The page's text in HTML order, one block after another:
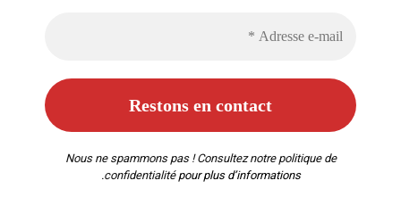
Nous ne spammons pas ! Consultez notre politique de
confidentialitépour plus d’informations.